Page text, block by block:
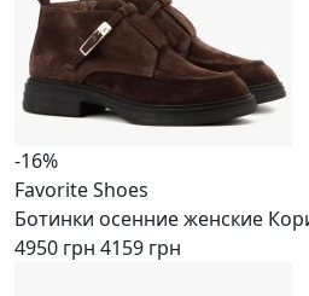
-16%
Favorite Shoes
Ботинки осенние женские
4950 грн 4159 грн